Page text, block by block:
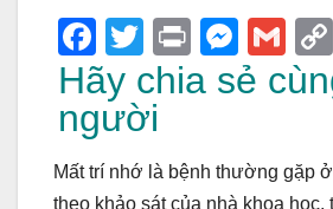
F
a
c
e
b
T
wi
tt
Pr
in
M
e
n
G
m
Hãy chia sẻ
người
Mất trí nhớ là bệnh thường gặp
theo khảo sát của nhà khoa học,